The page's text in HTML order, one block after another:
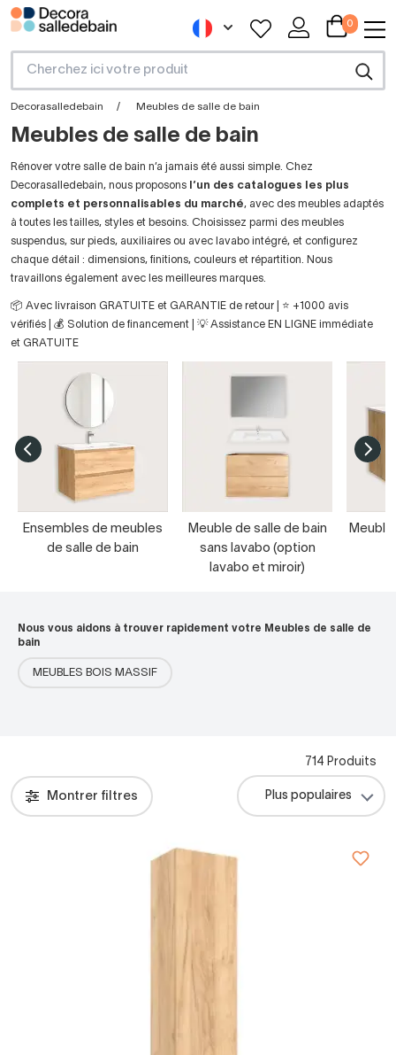
0
Decorasalledebain Meubles de salle de bain
Meubles de salle de bain
Rénover votre salle de bain n’a jamais été aussi simple. Chez
Decorasalledebain, nous proposons l’un des catalogues les plus
complets et personnalisables du marché, avec des meubles adaptés
à toutes les tailles, styles et besoins. Choisissez parmi des meubles
suspendus, sur pieds, auxiliaires ou avec lavabo intégré, et configurez
chaque détail : dimensions, finitions, couleurs et répartition. Nous
travaillons également avec les meilleures marques.
📦 Avec livraison GRATUITE et GARANTIE de retour | ⭐ +1000 avis
vérifiés | 💰 Solution de financement | 💡 Assistance EN LIGNE immédiate
et GRATUITE
Ensembles de meubles
de salle de bain
Meuble de salle de bain
sans lavabo (option
lavabo et miroir)
Nous vous aidons à trouver rapidement votre Meubles de salle de
bain
MEUBLES BOIS MASSIF
Montrer filtres
714 Produits